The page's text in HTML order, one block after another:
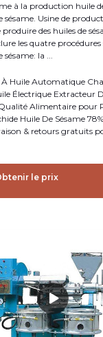
à la production huile
sésame. Usine de
des huiles de
les quatre
la ...
À Huile Automatique
Électrique Extracteur
Alimentaire pour
Huile De Sésame
& retours gratuits
le prix